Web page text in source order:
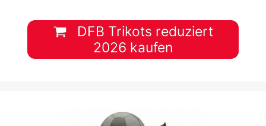
DFB Trikots reduziert
2026 kaufen